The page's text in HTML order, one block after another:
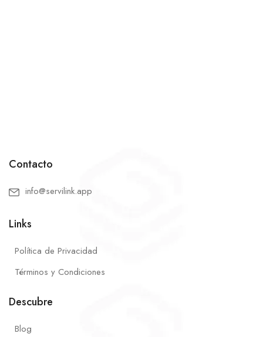
Contacto
info@servilink.app
Links
Política de Privacidad
Términos y Condiciones
Descubre
Blog